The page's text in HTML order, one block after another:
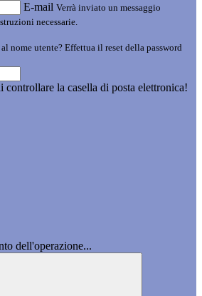
E-mail Verrà inviato un messaggio
necessarie.
nome utente? Effettua il reset della password
controllare la casella di posta elettronica!
dell'operazione...